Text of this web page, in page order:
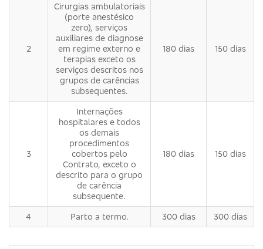
2
Cirurgias ambulatoriais
(porte anestésico
zero), serviços
auxiliares de diagnose
em regime externo e
terapias exceto os
serviços descritos nos
grupos de carências
subsequentes.
180 dias 150 dias
3
Internações
hospitalares e todos
os demais
procedimentos
cobertos pelo
Contrato, exceto o
descrito para o grupo
de carência
subsequente.
180 dias 150 dias
4 Parto a termo. 300 dias 300 dias